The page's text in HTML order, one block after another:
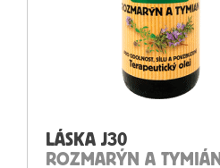
LÁSKA J30
ROZMARÝN A TYMIÁN